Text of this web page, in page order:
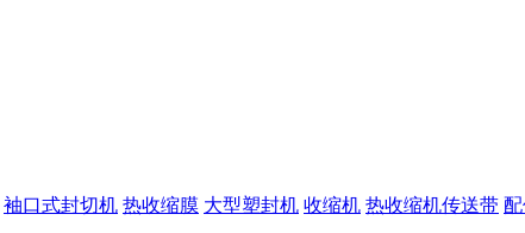
袖口式封切机 热收缩膜 大型塑封机 收缩机 热收缩机传送带